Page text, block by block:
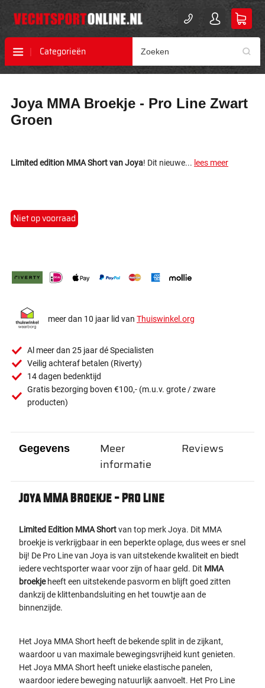
Categorieën
naar
het
einde
afbeeldingen-
naar
het
begin
afbeeldingen-
Joya MMA Broekje - Pro Line Zwart
Groen
Limited edition MMA Short van Joya! Dit nieuwe... lees meer
Niet op voorraad
meer dan 10 jaar lid van Thuiswinkel.org
Al meer dan 25 jaar dé Specialisten
Veilig achteraf betalen (Riverty)
14 dagen bedenktijd
Gratis bezorging boven €100,- (m.u.v. grote / zware
producten)
Gegevens
Joya MMA Broekje - Pro Line
Limited Edition MMA Shortvan top merk Joya. Dit MMA
broekje is verkrijgbaar in een beperkte oplage, dus wees er snel
bij! De Pro Line van Joya is van uitstekende kwaliteit en biedt
iedere vechtsporter waar voor zijn of haar geld. Dit MMA
broekjeheeft een uitstekende pasvorm en blijft goed zitten
dankzij de klittenbandsluiting en het touwtje aan de
binnenzijde.
Het Joya MMA Short heeft de bekende split in de zijkant,
waardoor u van maximale bewegingsvrijheid kunt genieten.
Het Joya MMA Short heeft unieke elastische panelen,
waardoor iedere beweging natuurlijk aanvoelt. Het Pro Line
Meer
informatie
Reviews